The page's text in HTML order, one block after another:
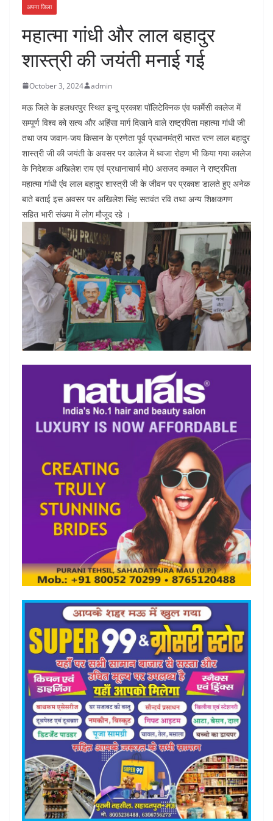
अपना जिला
महात्मा गांधी और लाल बहादुर
शास्त्री की जयंती मनाई गई
October 3, 2024 admin
मऊ जिले के हलधरपुर स्थित इन्दू प्रकाश पॉलिटेक्निक एंव फार्मेसी कालेज में
सम्पूर्ण विश्व को सत्य और अहिंसा मार्ग दिखाने वाले राष्ट्रपिता महात्मा गांधी जी
तथा जय जवान-जय किसान के प्रणेता पूर्व प्रधानमंत्री भारत रत्न लाल बहादुर
शास्त्री जी की जयंती के अवसर पर कालेज में ध्वजा रोहण भी किया गया कालेज
के निदेशक अखिलेश राय एवं प्रधानाचार्य मो0 असजद कमाल ने राष्ट्रपिता
महात्मा गांधी एंव लाल बहादुर शास्त्री जी के जीवन पर प्रकाश डालते हुए अनेक
बाते बताई इस अवसर पर अखिलेश सिंह सतवंत रवि तथा अन्य शिक्षकगण
सहित भारी संख्या में लोग मौजूद रहे ।